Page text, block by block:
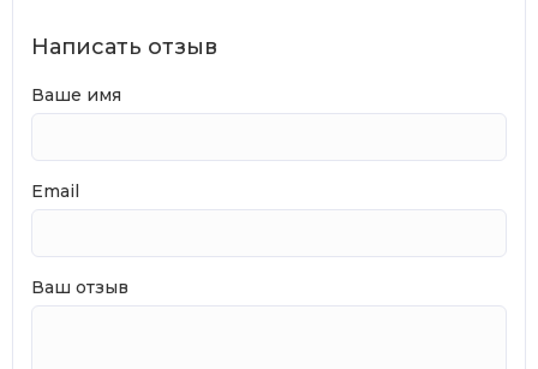
Написать отзыв
Ваше имя
Email
Ваш отзыв